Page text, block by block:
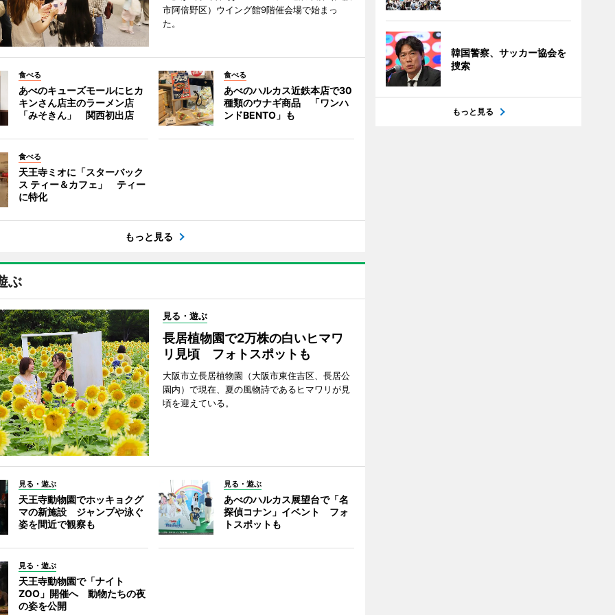
市阿倍野区）ウイング館9階催会場で始まっ
た。
食べる
あべのキューズモールにヒカ
キンさん店主のラーメン店
「みそきん」 関西初出店
食べる
あべのハルカス近鉄本店で30
種類のウナギ商品 「ワンハ
ンドBENTO」も
食べる
天王寺ミオに「スターバック
ス ティー＆カフェ」 ティー
に特化
もっと見る
ぶ
見る・遊ぶ
長居植物園で2万株の白いヒマワ
リ見頃 フォトスポットも
大阪市立長居植物園（大阪市東住吉区、長居公
園内）で現在、夏の風物詩であるヒマワリが見
頃を迎えている。
見る・遊ぶ
天王寺動物園でホッキョクグ
マの新施設 ジャンプや泳ぐ
姿を間近で観察も
見る・遊ぶ
あべのハルカス展望台で「名
探偵コナン」イベント フォ
トスポットも
見る・遊ぶ
天王寺動物園で「ナイト
ZOO」開催へ 動物たちの夜
の姿を公開
韓国警察、サッカー協会を
捜索
もっと見る